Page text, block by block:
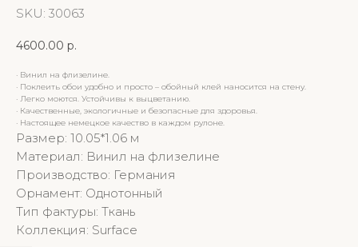
SKU: 30063
4600.00 р.
· Винил на флизелине.
· Поклеить обои удобно и просто – обойный клей наносится на стену.
· Легко моются. Устойчивы к выцветанию.
· Качественные, экологичные и безопасные для здоровья.
· Настоящее немецкое качество в каждом рулоне.
Размер: 10.05*1.06 м
Материал: Винил на флизелине
Производство: Германия
Орнамент: Однотонный
Тип фактуры: Ткань
Коллекция: Surface